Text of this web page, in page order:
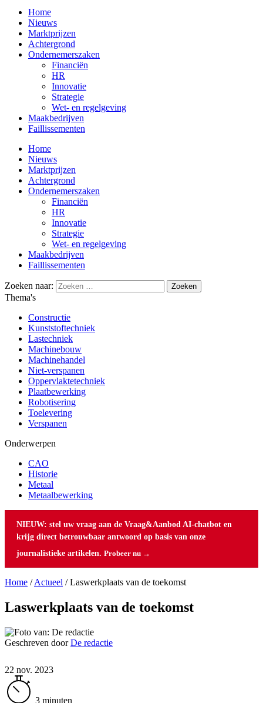
Home
Nieuws
Marktprijzen
Achtergrond
Ondernemerszaken
Financiën
HR
Innovatie
Strategie
Wet- en regelgeving
Maakbedrijven
Faillissementen
Home
Nieuws
Marktprijzen
Achtergrond
Ondernemerszaken
Financiën
HR
Innovatie
Strategie
Wet- en regelgeving
Maakbedrijven
Faillissementen
Zoeken naar:
Thema's
Constructie
Kunststoftechniek
Lastechniek
Machinebouw
Machinehandel
Niet-verspanen
Oppervlaktetechniek
Plaatbewerking
Robotisering
Toelevering
Verspanen
Onderwerpen
CAO
Historie
Metaal
Metaalbewerking
NIEUW: stel uw vraag aan de Vraag&Aanbod AI-chatbot en
krijg direct betrouwbaar antwoord op basis van onze
journalistieke artikelen. Probeer nu →
Home /Actueel /Laswerkplaats van de toekomst
Laswerkplaats van de toekomst
Geschreven doorDe redactie
22 nov. 2023
3 minuten